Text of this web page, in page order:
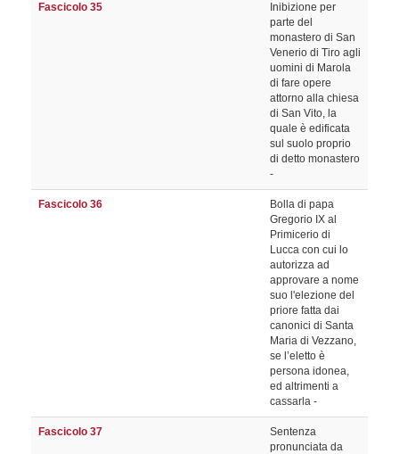
Fascicolo 35
Inibizione per
parte del
monastero di San
Venerio di Tiro agli
uomini di Marola
di fare opere
attorno alla chiesa
di San Vito, la
quale è edificata
sul suolo proprio
di detto monastero
-
Fascicolo 36
Bolla di papa
Gregorio IX al
Primicerio di
Lucca con cui lo
autorizza ad
approvare a nome
suo l'elezione del
priore fatta dai
canonici di Santa
Maria di Vezzano,
se l’eletto è
persona idonea,
ed altrimenti a
cassarla -
Fascicolo 37
Sentenza
pronunciata da